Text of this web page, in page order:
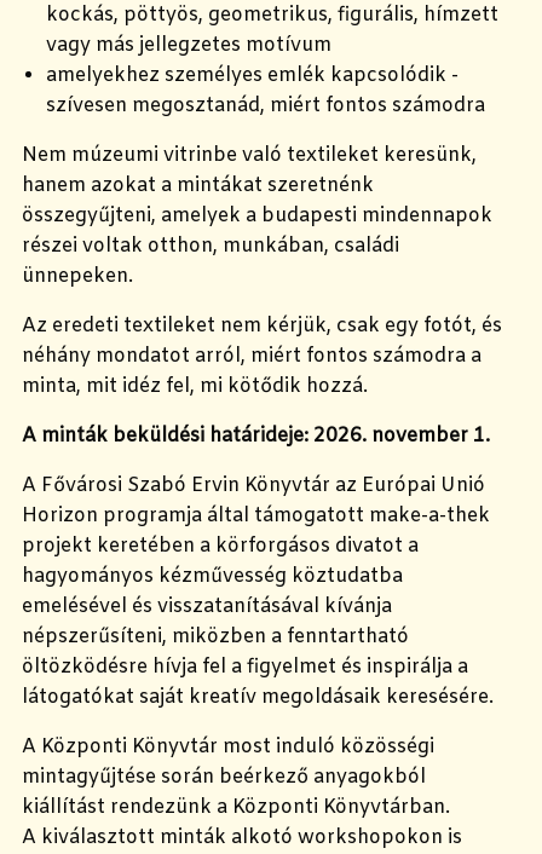
kockás, pöttyös, geometrikus, figurális, hímzett
vagy más jellegzetes motívum
amelyekhez személyes emlék kapcsolódik -
szívesen megosztanád, miért fontos számodra
Nem múzeumi vitrinbe való textileket keresünk,
hanem azokat a mintákat szeretnénk
összegyűjteni, amelyek a budapesti mindennapok
részei voltak otthon, munkában, családi
ünnepeken.
Az eredeti textileket nem kérjük, csak egy fotót, és
néhány mondatot arról, miért fontos számodra a
minta, mit idéz fel, mi kötődik hozzá.
A minták beküldési határideje: 2026. november 1.
A Fővárosi Szabó Ervin Könyvtár az Európai Unió
Horizon programja által támogatott make-a-thek
projekt keretében a körforgásos divatot a
hagyományos kézművesség köztudatba
emelésével és visszatanításával kívánja
népszerűsíteni, miközben a fenntartható
öltözködésre hívja fel a figyelmet és inspirálja a
látogatókat saját kreatív megoldásaik keresésére.
A Központi Könyvtár most induló közösségi
mintagyűjtése során beérkező anyagokból
kiállítást rendezünk a Központi Könyvtárban.
A kiválasztott minták alkotó workshopokon is